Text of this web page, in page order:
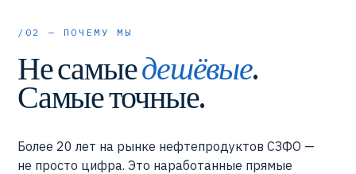
/02 — ПОЧЕМУ МЫ
Не самыедешёвые.
Самые точные.
Более 20 лет на рынке нефтепродуктов СЗФО —
не просто цифра. Это наработанные прямые